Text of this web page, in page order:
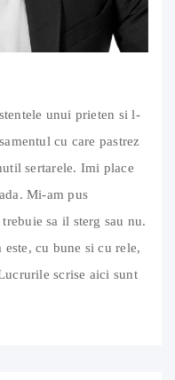
unui prieten si l-
cu care pastrez
sertarele. Imi place
Mi-am pus
sa il sterg sau nu.
cu bune si cu rele,
scrise aici sunt